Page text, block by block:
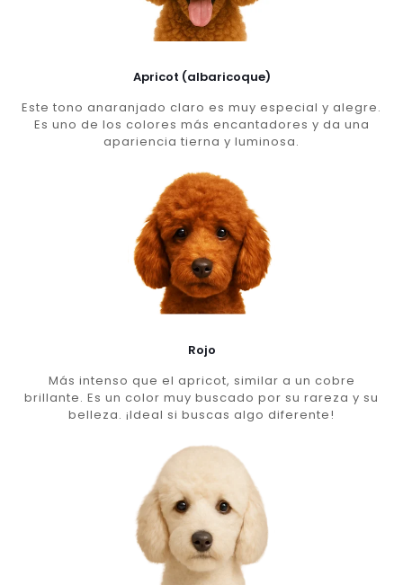
Apricot (albaricoque)
Este tono anaranjado claro es muy especial y alegre.
Es uno de los colores más encantadores y da una
apariencia tierna y luminosa.
Rojo
Más intenso que el apricot, similar a un cobre
brillante. Es un color muy buscado por su rareza y su
belleza. ¡Ideal si buscas algo diferente!